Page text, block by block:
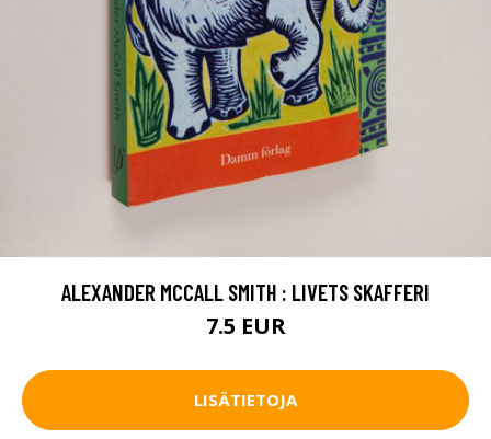
ALEXANDER MCCALL SMITH : LIVETS SKAFFERI
7.5 EUR
LISÄTIETOJA